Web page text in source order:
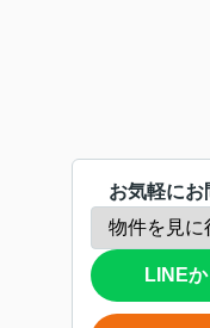
お気軽に
LINE